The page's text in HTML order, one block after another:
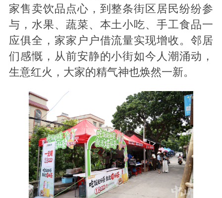
家售卖饮品点心，到整条街区居民纷纷参
与，水果、蔬菜、本土小吃、手工食品一
应俱全，家家户户借流量实现增收。邻居
们感慨，从前安静的小街如今人潮涌动，
生意红火，大家的精气神也焕然一新。